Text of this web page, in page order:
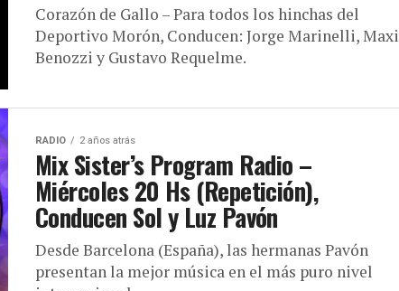
Corazón de Gallo – Para todos los hinchas del
Deportivo Morón, Conducen: Jorge Marinelli, Maxi
Benozzi y Gustavo Requelme.
RADIO 2 años atrás
Mix Sister’s Program Radio –
Miércoles 20 Hs (Repetición),
Conducen Sol y Luz Pavón
Desde Barcelona (España), las hermanas Pavón
presentan la mejor música en el más puro nivel